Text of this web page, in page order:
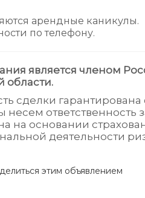
арендные каникулы.
по телефону.
является членом
области.
сделки
несем ответственность
на основании
деятельности
этим объявлением